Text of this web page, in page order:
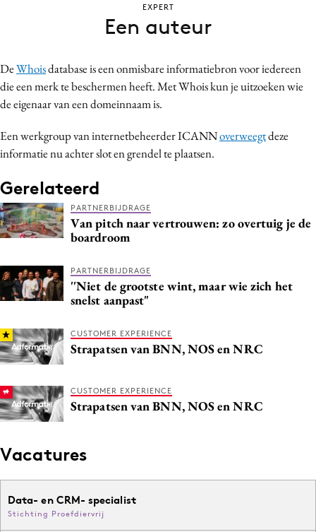
Contentmarketing
Craft
Data & Insights
Design
Digital transformation
Diversiteit
Effectiviteit
Gedragsverandering
Influencer marketing
Interne communicatie
Media
Merkstrategie
Programmatic
Purpose Marketing
DeWhoisdatabase is een onmisbare informatiebron voor iedereen
die een merk te beschermen heeft. Met Whois kun je uitzoeken wie
de eigenaar van een domeinnaam is.
Een werkgroup van internetbeheerder ICANNoverweegtdeze
informatie nu achter slot en grendel te plaatsen.
Gerelateerd
PARTNERBIJDRAGE
Van pitch naar vertrouwen: zo overtuig je de
boardroom
PARTNERBIJDRAGE
''Niet de grootste wint, maar wie zich het
snelst aanpast"
CUSTOMER EXPERIENCE
Strapatsen van BNN, NOS en NRC
CUSTOMER EXPERIENCE
Strapatsen van BNN, NOS en NRC
Vacatures
Data- en CRM- specialist
Stichting Proefdiervrij
EXPERT
Een auteur